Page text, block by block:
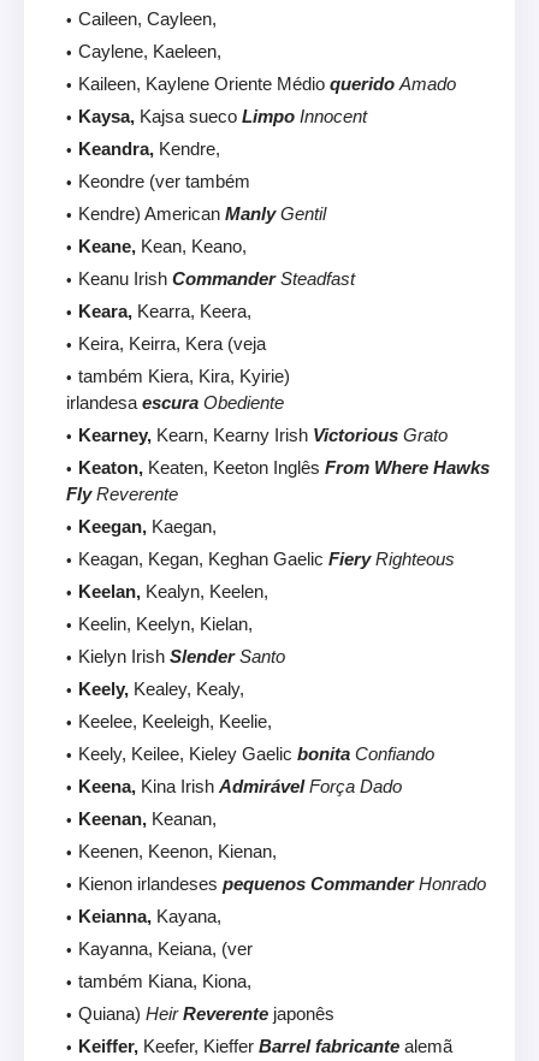
Caileen, Cayleen,
Caylene, Kaeleen,
Kaileen, Kaylene Oriente Médio querido Amado
Kaysa, Kajsa sueco Limpo Innocent
Keandra, Kendre,
Keondre (ver também
Kendre) American ManlyGentil
Keane, Kean, Keano,
Keanu Irish CommanderSteadfast
Keara, Kearra, Keera,
Keira, Keirra, Kera (veja
também Kiera, Kira, Kyirie)
irlandesa escura Obediente
Kearney, Kearn, Kearny Irish Victorious Grato
Keaton, Keaten, Keeton Inglês From Where Hawks
FlyReverente
Keegan, Kaegan,
Keagan, Kegan, Keghan Gaelic FieryRighteous
Keelan, Kealyn, Keelen,
Keelin, Keelyn, Kielan,
Kielyn Irish SlenderSanto
Keely, Kealey, Kealy,
Keelee, Keeleigh, Keelie,
Keely, Keilee, Kieley Gaelic bonita Confiando
Keena, Kina Irish AdmirávelForça Dado
Keenan, Keanan,
Keenen, Keenon, Kienan,
Kienon irlandeses pequenos CommanderHonrado
Keianna, Kayana,
Kayanna, Keiana, (ver
também Kiana, Kiona,
Quiana) HeirReverente japonês
Keiffer, Keefer, Kieffer Barrel fabricante alemã